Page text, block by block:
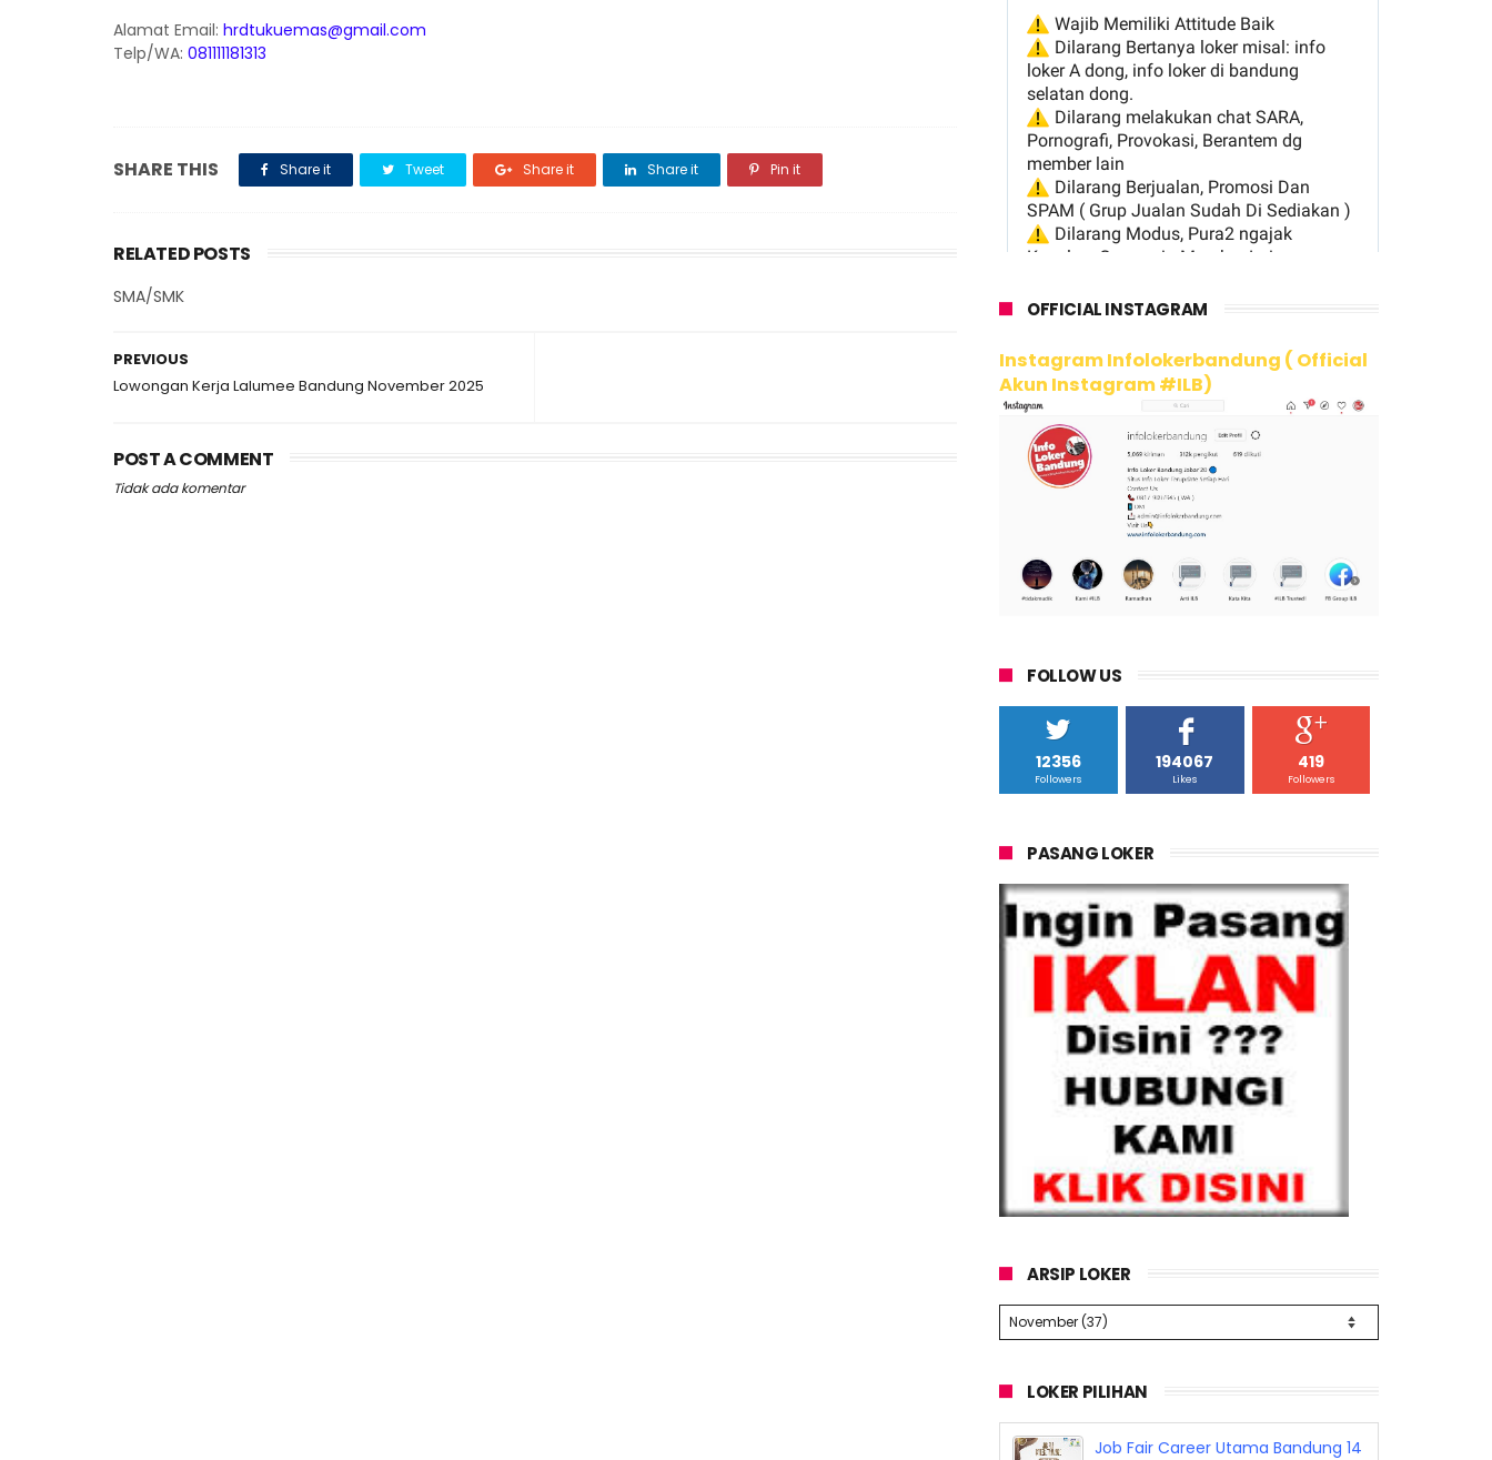
Alamat Email: hrdtukuemas@gmail.com
Telp/WA: 081111181313
SHARE THIS Share it Tweet Share it Share it Pin it
RELATED POSTS
SMA/SMK
PREVIOUS
Lowongan Kerja Lalumee Bandung November 2025
POST A COMMENT
Tidak ada komentar
OFFICIAL INSTAGRAM
Instagram Infolokerbandung ( Official
Akun Instagram #ILB)
FOLLOW US
12356
Followers
194067
Likes
419
Followers
PASANG LOKER
ARSIP LOKER
LOKER PILIHAN
Maranatha Job Fair (MJF) 29 - 30